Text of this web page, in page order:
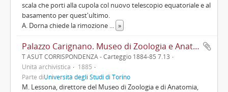
scala che porti alla cupola col nuovo telescopio equatoriale e al
basamento per quest'ultimo.
A. Dorna chiede la rimozione ... »
Palazzo Carignano. Museo di Zoologia e Anatomia comparata, spese relative. Alloggi diversi e locali
T ASUT CORRISPONDENZA - Carteggio 1884-85 7.13
Unità archivistica
1885
Parte diUniversità degli Studi di Torino
M. Lessona, direttore del Museo di Zoologia e di Anatomia,